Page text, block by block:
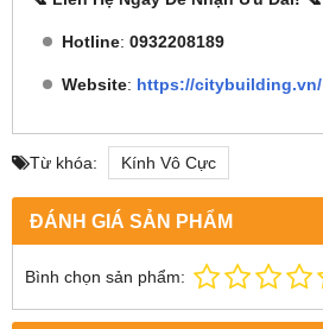
Hotline: 0932208189
Website: https://citybuilding.vn/
Từ khóa: Kính Vô Cực
ĐÁNH GIÁ SẢN PHẨM
Bình chọn sản phẩm: